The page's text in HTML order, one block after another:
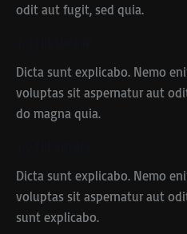
odit aut fugit, sed quia.
Dicta sunt explicabo. Nemo
voluptas sit aspernatur aut
do magna quia.
Dicta sunt explicabo. Nemo
voluptas sit aspernatur aut
sunt explicabo.